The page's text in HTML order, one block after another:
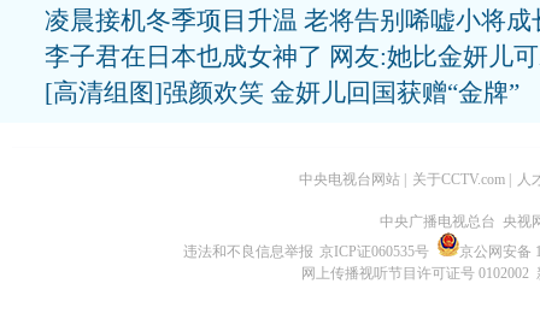
凌晨接机冬季项目升温 老将告别唏嘘小将成
李子君在日本也成女神了 网友:她比金妍儿
[高清组图]强颜欢笑 金妍儿回国获赠“金牌”
中央电视台网站 关于CCTV.com 人
中央广播电视总台 央视
违法和不良信息举报 京ICP证060535号
京公网安备
网上传播视听节目许可证号 0102002